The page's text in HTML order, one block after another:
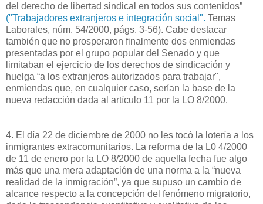
del derecho de libertad sindical en todos sus contenidos”
("Trabajadores extranjeros e integración social". Temas
Laborales, núm. 54/2000, págs. 3-56). Cabe destacar
también que no prosperaron finalmente dos enmiendas
presentadas por el grupo popular del Senado y que
limitaban el ejercicio de los derechos de sindicación y
huelga “a los extranjeros autorizados para trabajar",
enmiendas que, en cualquier caso, serían la base de la
nueva redacción dada al artículo 11 por la LO 8/2000.
4. El día 22 de diciembre de 2000 no les tocó la lotería a los
inmigrantes extracomunitarios. La reforma de la L0 4/2000
de 11 de enero por la LO 8/2000 de aquella fecha fue algo
más que una mera adaptación de una norma a la “nueva
realidad de la inmigración”, ya que supuso un cambio de
alcance respecto a la concepción del fenómeno migratorio,